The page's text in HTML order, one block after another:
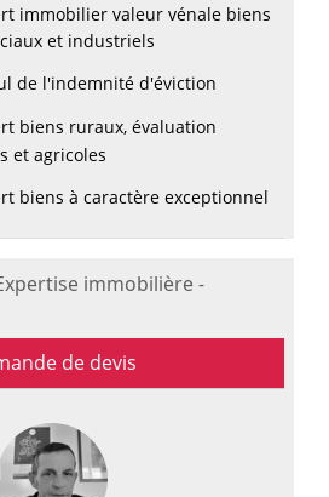
immobilier valeur vénale biens
et industriels
de l'indemnité d'éviction
biens ruraux, évaluation
et agricoles
biens à caractère exceptionnel
immobilière -
de devis